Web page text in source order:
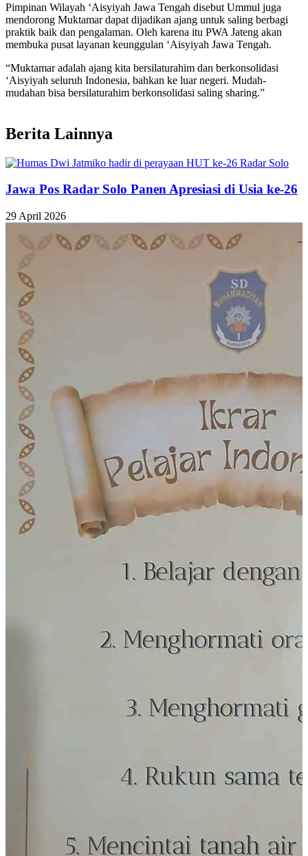
Pimpinan Wilayah ‘Aisyiyah Jawa Tengah disebut Ummul juga
mendorong Muktamar dapat dijadikan ajang untuk saling berbagi
praktik baik dan pengalaman. Oleh karena itu PWA Jateng akan
membuka pusat layanan keunggulan ‘Aisyiyah Jawa Tengah.
“Muktamar adalah ajang kita bersilaturahim dan berkonsolidasi
‘Aisyiyah seluruh Indonesia, bahkan ke luar negeri. Mudah-
mudahan bisa bersilaturahim berkonsolidasi saling sharing.”
Berita Lainnya
Jawa Pos Radar Solo Panen Apresiasi di Usia ke-26
29 April 2026